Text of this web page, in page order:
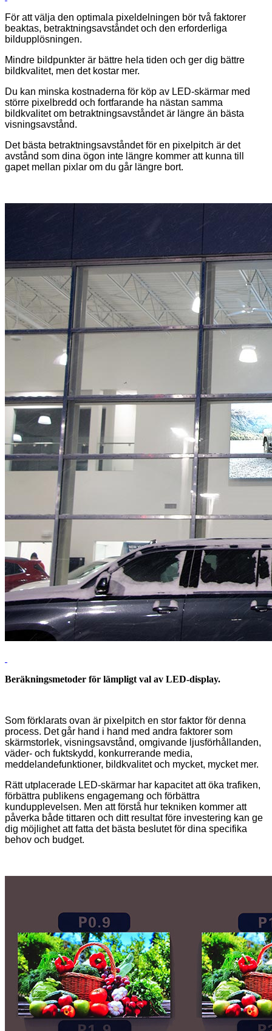
För att välja den optimala pixeldelningen bör två faktorer
beaktas, betraktningsavståndet och den erforderliga
bildupplösningen.
Mindre bildpunkter är bättre hela tiden och ger dig bättre
bildkvalitet, men det kostar mer.
Du kan minska kostnaderna för köp av LED-skärmar med
större pixelbredd och fortfarande ha nästan samma
bildkvalitet om betraktningsavståndet är längre än bästa
visningsavstånd.
Det bästa betraktningsavståndet för en pixelpitch är det
avstånd som dina ögon inte längre kommer att kunna till
gapet mellan pixlar om du går längre bort.
Beräkningsmetoder för lämpligt val av LED-display.
Som förklarats ovan är pixelpitch en stor faktor för denna
process. Det går hand i hand med andra faktorer som
skärmstorlek, visningsavstånd, omgivande ljusförhållanden,
väder- och fuktskydd, konkurrerande media,
meddelandefunktioner, bildkvalitet och mycket, mycket mer.
Rätt utplacerade LED-skärmar har kapacitet att öka trafiken,
förbättra publikens engagemang och förbättra
kundupplevelsen. Men att förstå hur tekniken kommer att
påverka både tittaren och ditt resultat före investering kan ge
dig möjlighet att fatta det bästa beslutet för dina specifika
behov och budget.